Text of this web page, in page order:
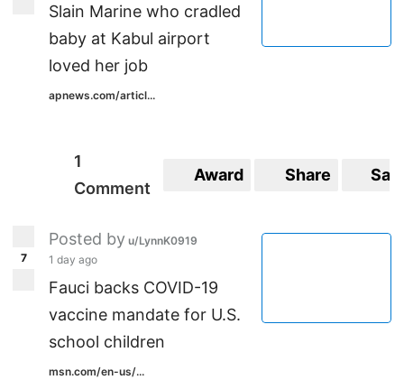
Slain Marine who cradled
baby at Kabul airport
loved her job
apnews.com/articl...
1
Comment
Award Share
7
Posted by u/LynnK0919
1 day ago
Fauci backs COVID-19
vaccine mandate for U.S.
school children
msn.com/en-us/...